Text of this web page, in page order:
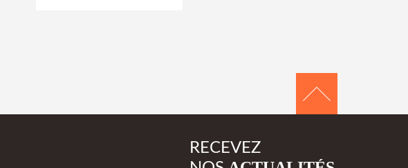
RECEVEZ